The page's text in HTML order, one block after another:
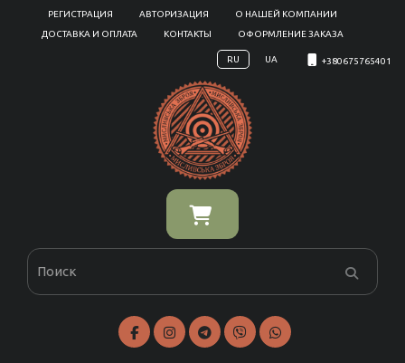
РЕГИСТРАЦИЯ АВТОРИЗАЦИЯ
О НАШЕЙ КОМПАНИИ
ДОСТАВКА И ОПЛАТА
КОНТАКТЫ ОФОРМЛЕНИЕ ЗАКАЗА
RU UA +380675765401